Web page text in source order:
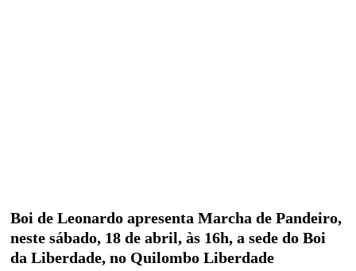
Boi de Leonardo apresenta Marcha de Pandeiro,
neste sábado, 18 de abril, às 16h, a sede do Boi
da Liberdade, no Quilombo Liberdade